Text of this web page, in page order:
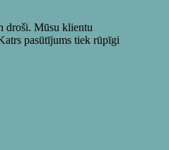
droši. Mūsu klientu
pasūtījums tiek rūpīgi